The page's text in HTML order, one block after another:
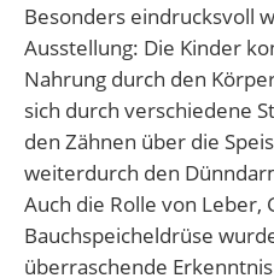
Besonders eindrucksvoll
Ausstellung: Die Kinder
Nahrung durch den
sich durch verschiedene
den Zähnen über die
weiterdurch den
Auch die Rolle von Leber,
Bauchspeicheldrüse
überraschende